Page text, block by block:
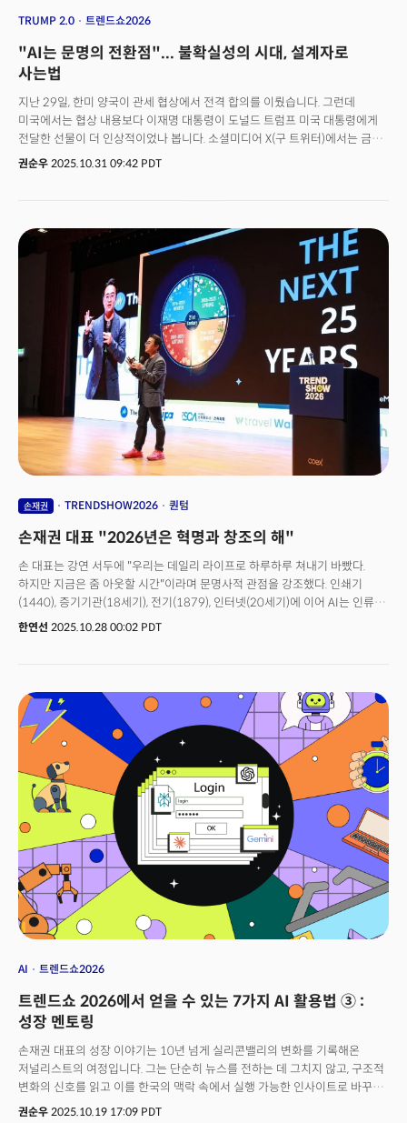
갖는지 성찰할 시간은 주어지지 않는다.정보는 끊임없이 쌓이지만, 감정은
더 잘 이해하게 된 듯 착각하지만, 정작 자신을 이해하는 능력은 점점
희미해지고 있다. 기후변화에 대한 최신 논문을 읽어도 자연에 대한 경외감은
두려움이나 기대는 추상적으로만 남는다.지식은 축적되지만 지혜는 멀어지고,
데이터는 늘어나지만 통찰은 희박해진다. 우리는 더 많이 알면서도 더 적게
느끼고, 더 연결되면서도 더 고립되어간다.👉 5주년 기념 구독권 50% 할인
바로가기
TRUMP 2.0 트렌드쇼2026
"AI는 문명의 전환점"... 불확실성의 시대, 설계자로
사는법
지난 29일, 한미 양국이 관세 협상에서 전격 합의를 이뤘습니다. 그런데
미국에서는 협상 내용보다 이재명 대통령이 도널드 트럼프 미국 대통령에게
전달한 선물이 더 인상적이었나 봅니다. 소셜미디어 X(구 트위터)에서는 금관
선물을 소재로 한 다양한 밈(meme)이 확산됐습니다. "MAGA의 왕이 왕관을
미국인들은 이 선물에 민감하게 반응했을까요?현재 트럼프 대통령에 대한
미국 내 평가는 극단적으로 갈립니다. 친기업 정책과 투자 유치는 호평받지만,
이민자 탄압과 연방정부 셧다운으로 인한 대규모 감원에는 거센 비판이
쏟아지고 있습니다. 전국적으로 'NO KING(왕은 안 된다)'을 외치는 시위가
벌어지는 상황에서, 한국이 보낸 금빛 환대는 아이러니하게 비춰질 수밖에
없었던 겁니다.한국만의 선택은 아니었습니다.일본 역시 금박 기술로 만든
'황금 골프공'을 선물했고, 도쿄타워와 스카이트리를 성조기 색으로 물들이며
트럼프를 환대했습니다. 각국이 이처럼 공을 들이는 이유는 단순히 그가 미국
대통령이어서가 아닙니다. 현재 글로벌 정세에서 가장 큰 영향력을 발휘하는
'트럼프'라는 불확실한 변수를 조금이라도 예측 가능한 변수로
만들어야 국익에 도움이 된다는 판단 때문입니다.한국은 지금 미국, 중국과의
관계 속에서 새로운 질서의 밑그림을 그리고 있습니다. 불확실성 속에서
균형을 잡는 일이 어느 때보다 중요해졌습니다. 국가도, 기업도, 개인도 희미한
안개 속을 걷는 기분은 마찬가지일 텐데요. 지난 28일 트렌드쇼2026에서
권순우 2025.10.31 09:42 PDT
손재권 TRENDSHOW2026 퀀텀
손재권 대표 "2026년은 혁명과 창조의 해"
손 대표는 강연 서두에 "우리는 데일리 라이프로 하루하루 쳐내기 바빴다.
하지만 지금은 줌 아웃할 시간"이라며 문명사적 관점을 강조했다. 인쇄기
(1440), 증기기관(18세기), 전기(1879), 인터넷(20세기)에 이어 AI는 인류
역사상 가장 빠르게 확산된 기술이다. ChatGPT는 출시 5일 만에 100만 명,
우리도 지금 그 의미를 온전히 알 수 없다. 후세의 역사학자들이 평가하게 될
것이다."하지만 분명한 것은, AI는 단순 기술이 아니라 문명의 전환점이라는
사실이다. 그리고 2026년은 그 전환이 본격화되는 해다.2026년 이후 AI는
도구가 아닌 경제의 주체로 진입한다. 손 대표는 "앞으로 비즈니스 구조는
B2B, B2C가 아니라 A2A(Agent to Agent) 모델이 등장할 것"이라고
전망했다.에이전트는 고객이자 파트너이자 공급자다. 인간이 수십 개의
에이전트를 보유하고, 에이전트끼리 소통하며 거래하는 '에이전트
이코노미'가 형성된다. 기존 B2B, B2C, C2C 비즈니스 사분면에 B2A, C2A,
A2A라는 새로운 축이 추가되며 비즈니스 영역이 확장된다.오픈AI의
'아틀라스(Atlas)'는 이러한 에이전트 경제의 관문이 될 것으로 보인다. 손
대표는 "아틀라스를 단순 웹 브라우저로 봐서는 안 된다. 이것은 AI
운영체제의 시작이며, 클릭하고 예약하고 결제까지 진행하는 라이프스타일의
관문"이라고 설명했다. 여기에 조니 아이브와 개발 중인 디바이스 '크리스탈
(Crystal)'이 결합되면 새로운 AI 생태계가 완성된다.
한연선 2025.10.28 00:02 PDT
AI 트렌드쇼2026
트렌드쇼 2026에서 얻을 수 있는 7가지 AI 활용법 ③ :
성장 멘토링
손재권 대표의 성장 이야기는 10년 넘게 실리콘밸리의 변화를 기록해온
저널리스트의 여정입니다. 그는 단순히 뉴스를 전하는 데 그치지 않고, 구조적
변화의 신호를 읽고 이를 한국의 맥락 속에서 실행 가능한 인사이트로 바꾸는
법을 배워왔습니다.그가 전하는 첫 번째 교훈은 현장의 힘입니다. 아무리 많은
권순우 2025.10.19 17:09 PDT